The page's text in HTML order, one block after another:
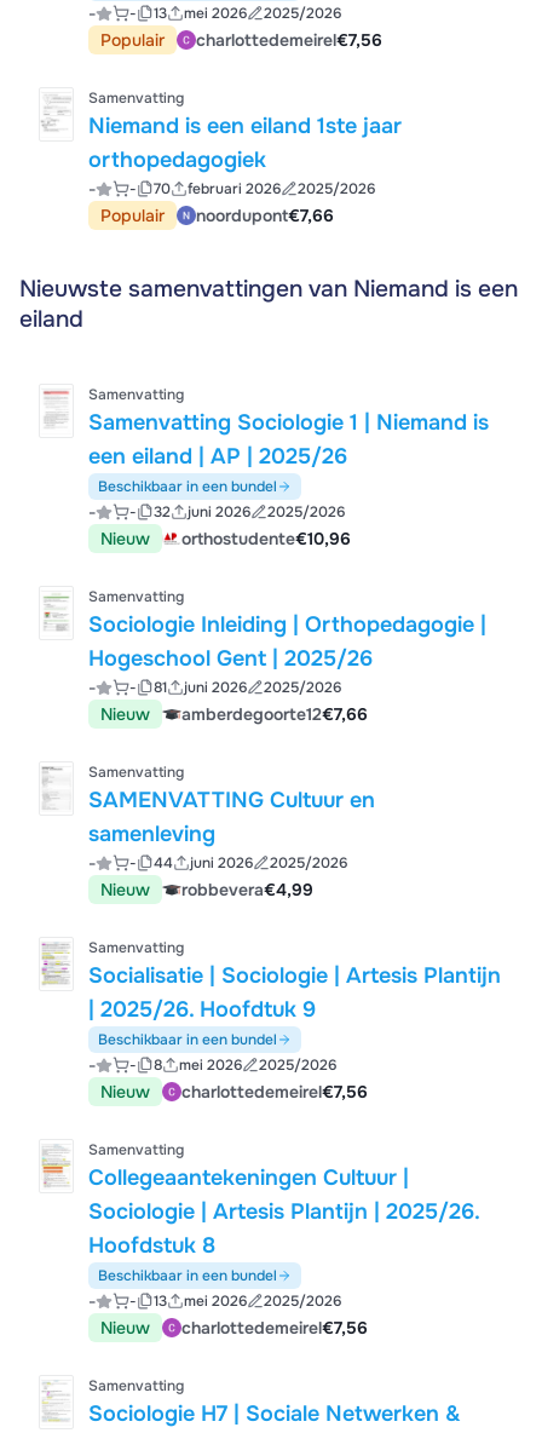
- - 13 mei 2026 2025/2026
Populair charlottedemeirel€7,56
Samenvatting
Niemand is een eiland 1ste jaar
orthopedagogiek
- - 70 februari 2026 2025/2026
Populair noordupont€7,66
Nieuwste samenvattingen van Niemand is een
eiland
Samenvatting
Samenvatting Sociologie 1 | Niemand is
een eiland | AP | 2025/26
Beschikbaar in een bundel
- - 32 juni 2026 2025/2026
Nieuw orthostudente€10,96
Samenvatting
Sociologie Inleiding | Orthopedagogie |
Hogeschool Gent | 2025/26
- - 81 juni 2026 2025/2026
Nieuw amberdegoorte12€7,66
Samenvatting
SAMENVATTING Cultuur en
samenleving
- - 44 juni 2026 2025/2026
Nieuw robbevera€4,99
Samenvatting
Socialisatie | Sociologie | Artesis Plantijn
| 2025/26. Hoofdtuk 9
Beschikbaar in een bundel
- - 8 mei 2026 2025/2026
Nieuw charlottedemeirel€7,56
Samenvatting
Collegeaantekeningen Cultuur |
Sociologie | Artesis Plantijn | 2025/26.
Hoofdstuk 8
Beschikbaar in een bundel
- - 13 mei 2026 2025/2026
Nieuw charlottedemeirel€7,56
Samenvatting
Sociologie H7 | Sociale Netwerken &